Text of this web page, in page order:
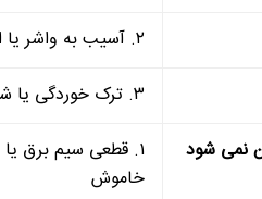
۲. آسیب به واشر یا اورینگ ها
۳. ترک خوردگی یا شکستن بدنه یا مخزن
نمی شود
۱. قطعی سیم برق
خاموش